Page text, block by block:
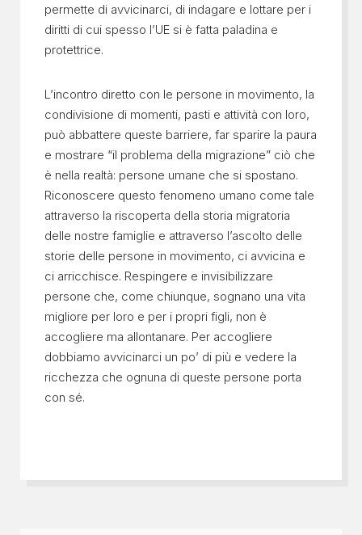
permette di avvicinarci, di indagare e lottare per i
diritti di cui spesso l’UE si è fatta paladina e
protettrice.
L’incontro diretto con le persone in movimento, la
condivisione di momenti, pasti e attività con loro,
può abbattere queste barriere, far sparire la paura
e mostrare “il problema della migrazione” ciò che
è nella realtà: persone umane che si spostano.
Riconoscere questo fenomeno umano come tale
attraverso la riscoperta della storia migratoria
delle nostre famiglie e attraverso l’ascolto delle
storie delle persone in movimento, ci avvicina e
ci arricchisce. Respingere e invisibilizzare
persone che, come chiunque, sognano una vita
migliore per loro e per i propri figli, non è
accogliere ma allontanare. Per accogliere
dobbiamo avvicinarci un po’ di più e vedere la
ricchezza che ognuna di queste persone porta
con sé.